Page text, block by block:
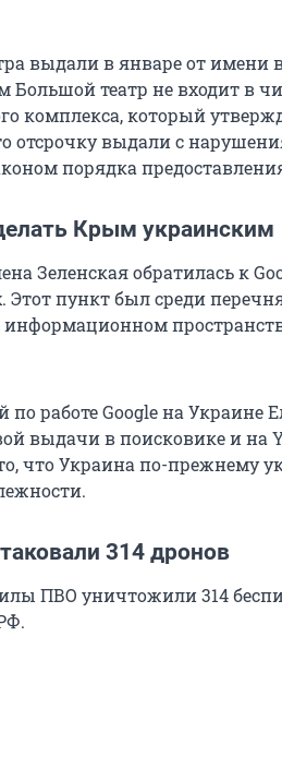
выдали в январе от имени
театр не входит в
комплекса, который
отсрочку выдали с
порядка
Крым украинским
Зеленская обратилась к
Этот пункт был среди
работе Google на Украине
выдачи в поисковике и на
что Украина по-прежнему
314 дронов
ПВО уничтожили 314